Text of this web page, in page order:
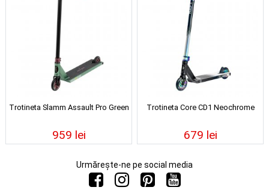
Trotineta Slamm Assault Pro Green
959 lei
Trotineta Core CD1 Neochrome
679 lei
Urmărește-ne pe social media